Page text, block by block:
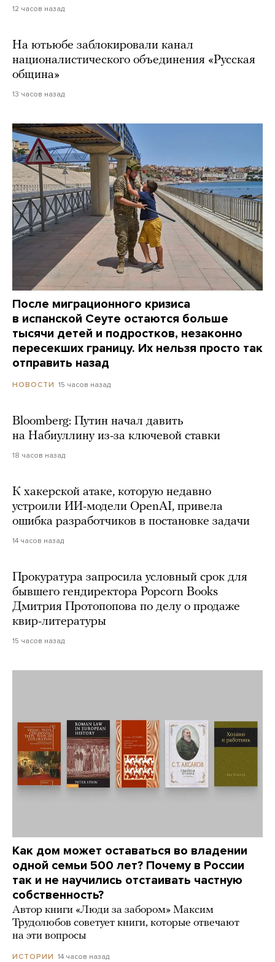
12 часов назад
На ютьюбе заблокировали канал
националистического объединения «Русская
община»
13 часов назад
После миграционного кризиса
в испанской Сеуте остаются больше
тысячи детей и подростков, незаконно
пересекших границу. Их нельзя просто так
отправить назад
НОВОСТИ 15 часов назад
Bloomberg: Путин начал давить
на Набиуллину из-за ключевой ставки
18 часов назад
К хакерской атаке, которую недавно
устроили ИИ-модели OpenAI, привела
ошибка разработчиков в постановке задачи
14 часов назад
Прокуратура запросила условный срок для
бывшего гендиректора Popcorn Books
Дмитрия Протопопова по делу о продаже
квир-литературы
15 часов назад
Как дом может оставаться во владении
одной семьи 500 лет? Почему в России
так и не научились отстаивать частную
собственность?
Автор книги «Люди за забором» Максим
Трудолюбов советует книги, которые отвечают
на эти вопросы
ИСТОРИИ 14 часов назад